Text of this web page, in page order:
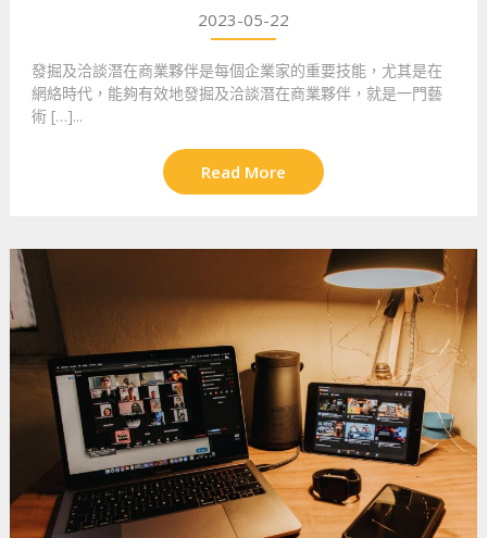
2023-05-22
發掘及洽談潛在商業夥伴是每個企業家的重要技能，尤其是在
網絡時代，能夠有效地發掘及洽談潛在商業夥伴，就是一門藝
術 […]...
Read More